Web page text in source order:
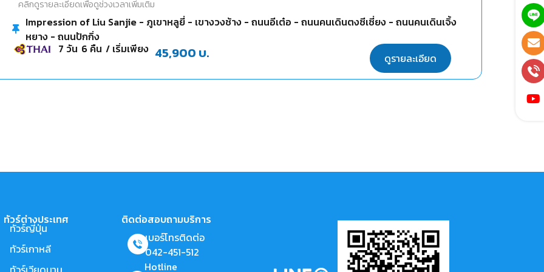
คลิกดูรายละเอียดเพื่อดูช่วงเวลาเพิ่มเติม
Impression of Liu Sanjie - ภูเขาหลูยี่ - เขางวงช้าง - ถนนอีเต๋อ - ถนนคนเดินตงซีเซี่ยง - ถนนคนเดินเจิ้ง
หยาง - ถนนปักกิ่ง
7 วัน 6คืน / เริ่มเพียง 45,900 บ. ดูรายละเอียด
ทัวร์ต่างประเทศ
ทัวร์ญี่ปุ่น
ทัวร์เกาหลี
ติดต่อสอบถามบริการ
เบอร์โทรติดต่อ
042-451-512
Hotline